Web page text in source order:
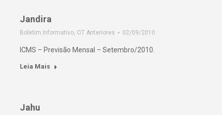
Jandira
Boletim Informativo, OT Anteriores 02/09/2010
ICMS – Previsão Mensal – Setembro/2010.
Leia Mais
Jahu